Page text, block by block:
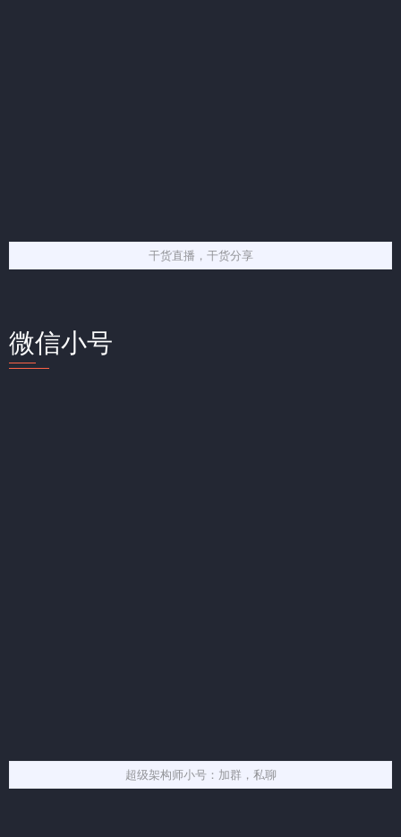
干货直播，干货分享
微信小号
超级架构师小号：加群，私聊